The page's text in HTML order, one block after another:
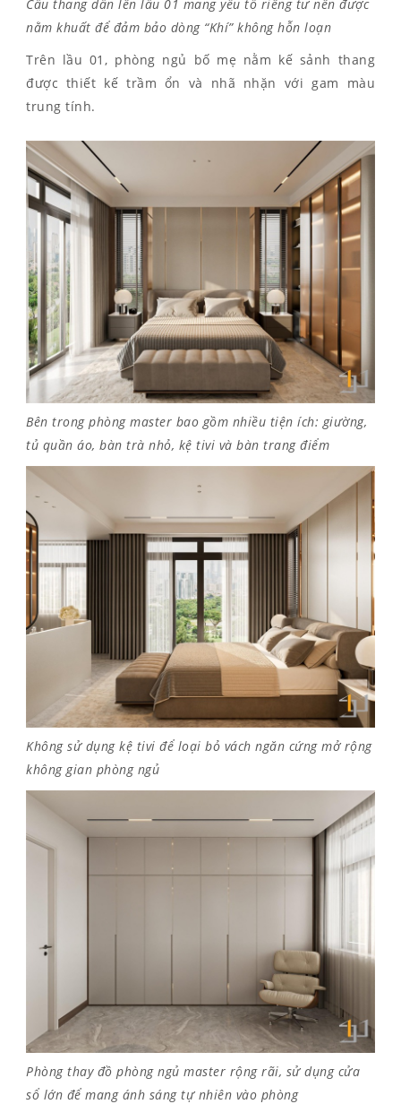
Cầu thang dẫn lên lầu 01 mang yếu tố riêng tư nên được
nằm khuất để đảm bảo dòng “Khí” không hỗn loạn
Trên lầu 01, phòng ngủ bố mẹ nằm kế sảnh thang
được thiết kế trầm ổn và nhã nhặn với gam màu
trung tính.
Bên trong phòng master bao gồm nhiều tiện ích: giường,
tủ quần áo, bàn trà nhỏ, kệ tivi và bàn trang điểm
Không sử dụng kệ tivi để loại bỏ vách ngăn cứng mở rộng
không gian phòng ngủ
Phòng thay đồ phòng ngủ master rộng rãi, sử dụng cửa
sổ lớn để mang ánh sáng tự nhiên vào phòng